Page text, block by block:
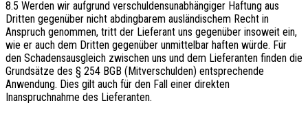
8.5 Werden wir aufgrund verschuldensunabhängiger Haftung aus
Dritten gegenüber nicht abdingbarem ausländischem Recht in
Anspruch genommen, tritt der Lieferant uns gegenüber insoweit ein,
wie er auch dem Dritten gegenüber unmittelbar haften würde. Für
den Schadensausgleich zwischen uns und dem Lieferanten finden die
Grundsätze des § 254 BGB (Mitverschulden) entsprechende
Anwendung. Dies gilt auch für den Fall einer direkten
Inanspruchnahme des Lieferanten.